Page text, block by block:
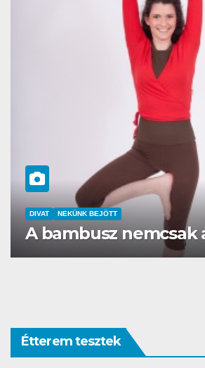
DIVAT
BLING Ékszer- A bizsu
birodalom
Étterem tesztek